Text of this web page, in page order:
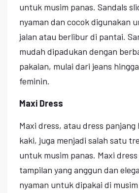
untuk musim panas. Sandals
nyaman dan cocok digunakan
jalan atau berlibur di pantai.
mudah dipadukan dengan
pakaian, mulai dari jeans
feminin.
Maxi Dress
Maxi dress, atau dress panjang
kaki, juga menjadi salah satu
untuk musim panas. Maxi
tampilan yang anggun dan
nyaman untuk dipakai di